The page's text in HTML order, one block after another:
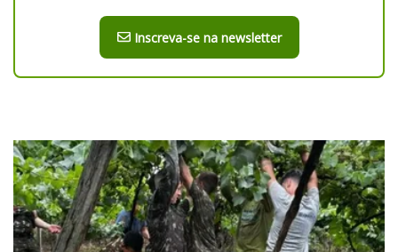
Inscreva-se na newsletter